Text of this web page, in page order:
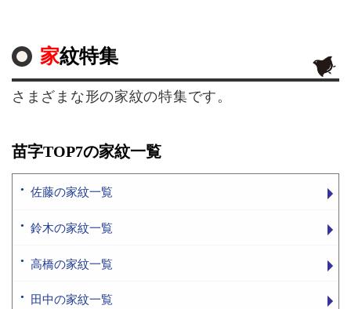
家紋特集
さまざまな形の家紋の特集です。
苗字TOP7の家紋一覧
佐藤の家紋一覧
鈴木の家紋一覧
高橋の家紋一覧
田中の家紋一覧